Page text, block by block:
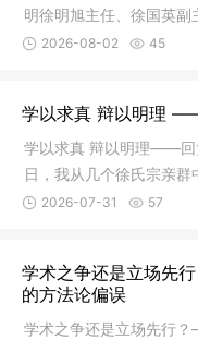
明徐明旭主任、徐国英
城“豹公墩”辨析之大作，
基石。晚辈后
2026-08-02 45
学以求真 辩以明理
学以求真 辩以明理——回
日，我从几个徐氏宗亲群
副主编”徐国英先生的大
我
2026-07-31 57
学术之争还是立场先
的方法论偏误
学术之争还是立场先行